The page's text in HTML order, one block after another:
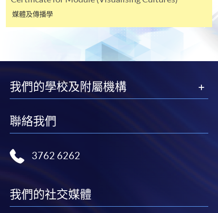
-短期課程
個別課程為須報讀同一學歷頒授課程及其他單元或繳
程設有此服務，課程負責人會通知學員有關程序。
VISA 或 Mastercard、「微信支付」(Online WeChat
Pay) 、「支付寶」(Online Alipay) 或 「轉數快」(FPS)
媒體及傳播學
我們的學校及附屬機構
聯絡我們
3762 6262
我們的社交媒體